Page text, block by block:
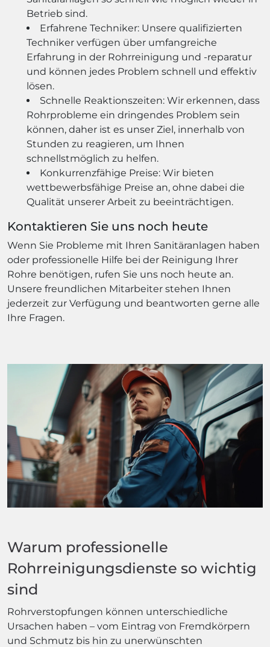
Betrieb sind.
Erfahrene Techniker: Unsere qualifizierten
Techniker verfügen über umfangreiche
Erfahrung in der Rohrreinigung und -reparatur
und können jedes Problem schnell und effektiv
lösen.
Schnelle Reaktionszeiten: Wir erkennen, dass
Rohrprobleme ein dringendes Problem sein
können, daher ist es unser Ziel, innerhalb von
Stunden zu reagieren, um Ihnen
schnellstmöglich zu helfen.
Konkurrenzfähige Preise: Wir bieten
wettbewerbsfähige Preise an, ohne dabei die
Qualität unserer Arbeit zu beeinträchtigen.
Kontaktieren Sie uns noch heute
Wenn Sie Probleme mit Ihren Sanitäranlagen haben
oder professionelle Hilfe bei der Reinigung Ihrer
Rohre benötigen, rufen Sie uns noch heute an.
Unsere freundlichen Mitarbeiter stehen Ihnen
jederzeit zur Verfügung und beantworten gerne alle
Ihre Fragen.
Warum professionelle
Rohrreinigungsdienste so wichtig
sind
Rohrverstopfungen können unterschiedliche
Ursachen haben – vom Eintrag von Fremdkörpern
und Schmutz bis hin zu unerwünschten